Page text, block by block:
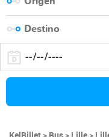
KelBillet Bus Lille